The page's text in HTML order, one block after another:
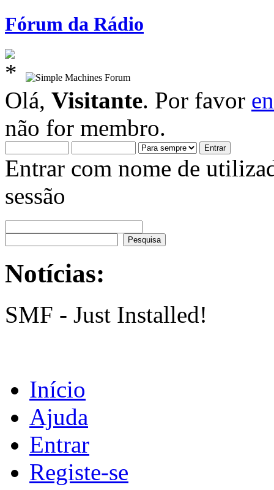
Fórum da Rádio
Olá, Visitante. Por favor
não for membro.
Entrar com nome de
sessão
Notícias:
SMF - Just Installed!
Início
Ajuda
Entrar
Registe-se